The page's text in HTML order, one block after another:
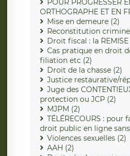
POUR PROGRESSER
ORTHOGRAPHE ET EN
Mise en demeure (2)
Reconstitution
Droit fiscal : la REMISE
Cas pratique en droit
filiation etc (2)
Droit de la chasse (2)
Justice restaurative/
Juge des
protection ou JCP (2)
MJPM (2)
TÉLÉRECOURS : pour
droit public en ligne
Violences sexuelles (2)
AAH (2)